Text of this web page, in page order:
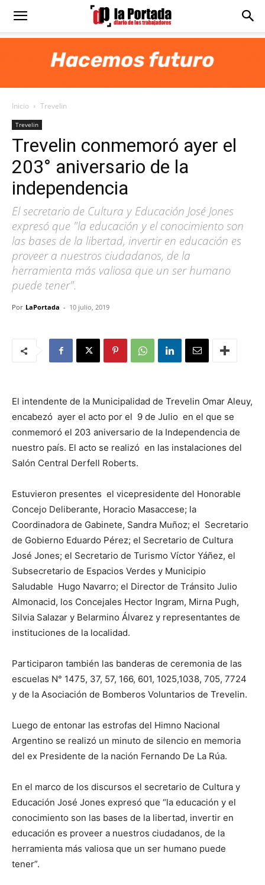
Diario
Portada
Inicio Trevelin
Trevelin
Trevelin conmemoró ayer el
203° aniversario de la
independencia
El secretario de Cultura y Educación José Jones
expresó que "la educación y el conocimiento son
las bases de la libertad, invertir en educación es
proveer a nuestros ciudadanos, de la
herramienta más valiosa que un ser humano
puede tener".
Por LaPortada - 10 julio, 2019
El intendente de la Municipalidad de Trevelin Omar Aleuy,
encabezó ayer el acto por el 9 de Julio en el que se
conmemoró el 203 aniversario de la Independencia de
nuestro país. El acto se realizó en las instalaciones del
Salón Central Derfell Roberts.
Estuvieron presentes el vicepresidente del Honorable
Concejo Deliberante, Horacio Masaccese; la
Coordinadora de Gabinete, Sandra Muñoz; el Secretario
de Gobierno Eduardo Pérez; el Secretario de Cultura
José Jones; el Secretario de Turismo Víctor Yáñez, el
Subsecretario de Espacios Verdes y Municipio
Saludable Hugo Navarro; el Director de Tránsito Julio
Almonacid, los Concejales Hector Ingram, Mirna Pugh,
Silvia Salazar y Belarmino Álvarez y representantes de
instituciones de la localidad.
Participaron también las banderas de ceremonia de las
escuelas N° 1475, 37, 57, 166, 601, 1025,1038, 705, 7724
y de la Asociación de Bomberos Voluntarios de Trevelin.
Luego de entonar las estrofas del Himno Nacional
Argentino se realizó un minuto de silencio en memoria
del ex Presidente de la nación Fernando De La Rúa.
En el marco de los discursos el secretario de Cultura y
Educación José Jones expresó que “la educación y el
conocimiento son las bases de la libertad, invertir en
educación es proveer a nuestros ciudadanos, de la
herramienta más valiosa que un ser humano puede
tener”.